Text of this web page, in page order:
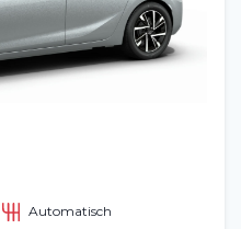
Automatisch